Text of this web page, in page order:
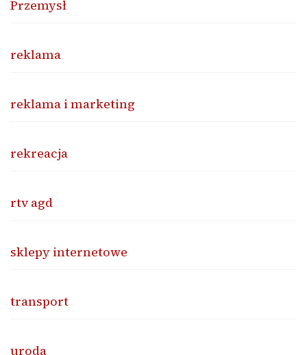
Przemysł
reklama
reklama i marketing
rekreacja
rtv agd
sklepy internetowe
transport
uroda